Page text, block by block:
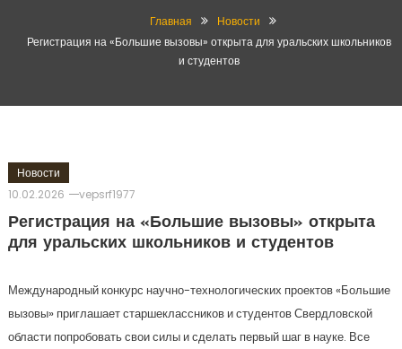
Главная
Новости
Регистрация на «Большие вызовы» открыта для уральских школьников
и студентов
Новости
10.02.2026
vepsrf1977
Регистрация на «Большие вызовы» открыта
для уральских школьников и студентов
Международный конкурс научно-технологических проектов «Большие
вызовы» приглашает старшеклассников и студентов Свердловской
области попробовать свои силы и сделать первый шаг в науке. Все